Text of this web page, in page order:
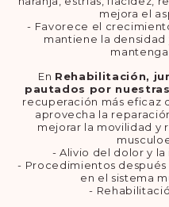
mejora el
- Favorece el
mantiene la
En Rehabilitación,
pautados por
recuperación más eficaz
aprovecha la
mejorar la movilidad y
- Alivio del dolor y la
- Procedimientos
en el sistema
-